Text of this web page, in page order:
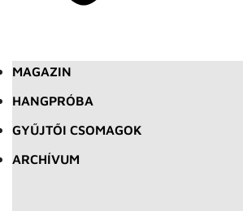
MAGAZIN
HANGPRÓBA
GYŰJTŐI CSOMAGOK
ARCHÍVUM